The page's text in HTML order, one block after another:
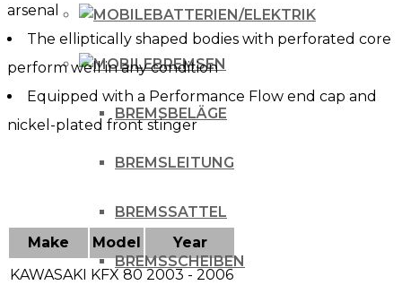
BATTERIEN/ELEKTRIK
BREMSEN
BREMSBELÄGE
BREMSLEITUNG
BREMSSATTEL
BREMSSCHEIBEN
arsenal
The elliptically shaped bodies with perforated core
perform well in any condition
Equipped with a Performance Flow end cap and
nickel-plated front stinger
Make Model
Year
KAWASAKI KFX 80 2003 - 2006